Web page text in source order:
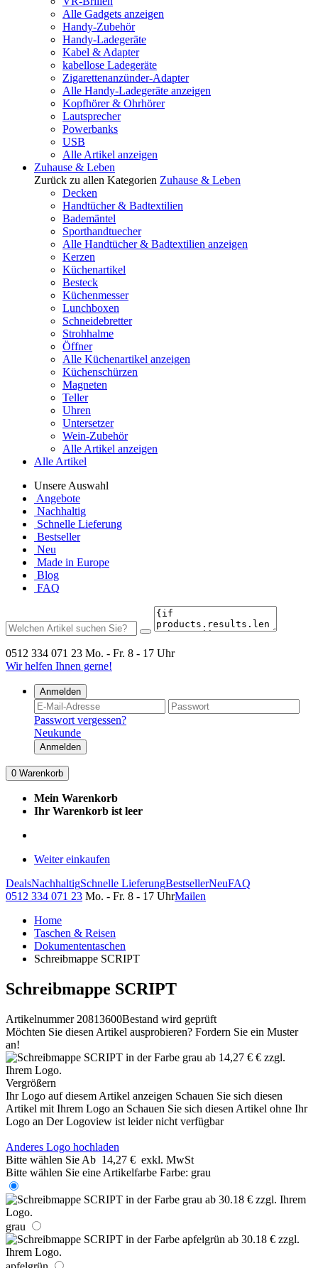
Alle Gadgets anzeigen
Handy-Zubehör
Handy-Ladegeräte
Kabel & Adapter
kabellose Ladegeräte
Zigarettenanzünder-Adapter
Alle Handy-Ladegeräte anzeigen
Kopfhörer & Ohrhörer
Lautsprecher
Powerbanks
USB
Alle Artikel anzeigen
Zuhause & Leben
Zurück zu allen Kategorien Zuhause & Leben
Decken
Handtücher & Badtextilien
Bademäntel
Sporthandtuecher
Alle Handtücher & Badtextilien anzeigen
Kerzen
Küchenartikel
Besteck
Küchenmesser
Lunchboxen
Schneidebretter
Strohhalme
Öffner
Alle Küchenartikel anzeigen
Küchenschürzen
Magneten
Teller
Uhren
Untersetzer
Wein-Zubehör
Alle Artikel anzeigen
Alle Artikel
Unsere Auswahl
Angebote
Nachhaltig
Schnelle Lieferung
Bestseller
Neu
Made in Europe
Blog
FAQ
0512 334 071 23 Mo. - Fr. 8 - 17 Uhr
Wir helfen Ihnen gerne!
Anmelden
Passwort vergessen?
Neukunde
Anmelden
0 Warenkorb
Mein Warenkorb
Ihr Warenkorb ist leer
Weiter einkaufen
DealsNachhaltigSchnelle LieferungBestsellerNeuFAQ
0512 334 071 23 Mo. - Fr. 8 - 17 UhrMailen
Home
Taschen & Reisen
Dokumententaschen
Schreibmappe SCRIPT
Schreibmappe SCRIPT
Artikelnummer 20813600Bestand wird geprüft
Möchten Sie diesen Artikel ausprobieren? Fordern Sie ein Muster
an!
Vergrößern
Ihr Logo auf diesem Artikel anzeigen Schauen Sie sich diesen
Artikel mit Ihrem Logo an Schauen Sie sich diesen Artikel ohne Ihr
Logo an Der Logoview ist leider nicht verfügbar
Anderes Logo hochladen
Bitte wählen Sie Ab 14,27 € exkl. MwSt
Bitte wählen Sie eine Artikelfarbe Farbe: grau
grau